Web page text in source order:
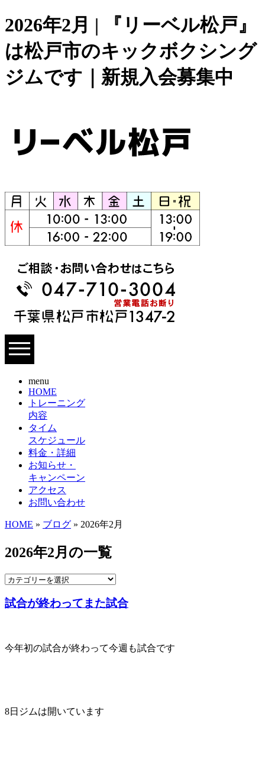
2026年2月 | 『リーベル松戸』
は松戸市のキックボクシング
ジムです｜新規入会募集中
menu
HOME
トレーニング
内容
タイム
スケジュール
料金・詳細
お知らせ・
キャンペーン
アクセス
お問い合わせ
HOME » ブログ » 2026年2月
2026年2月の一覧
試合が終わってまた試合
今年初の試合が終わって今週も試合です
8日ジムは開いています